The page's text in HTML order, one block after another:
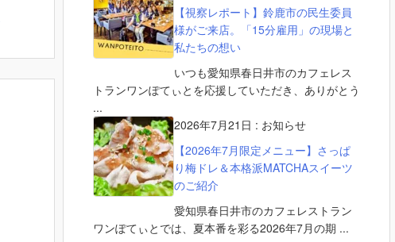
【視察レポート】鈴鹿市の民生委員
様がご来店。「15分雇用」の現場と
私たちの想い
いつも愛知県春日井市のカフェレス
トランワンぽてぃとを応援していただき、ありがとう
...
2026年7月21日 : お知らせ
【2026年7月限定メニュー】さっぱ
り梅ドレ＆本格派MATCHAスイーツ
のご紹介
愛知県春日井市のカフェレストラン
ワンぽてぃとでは、夏本番を彩る2026年7月の期 ...